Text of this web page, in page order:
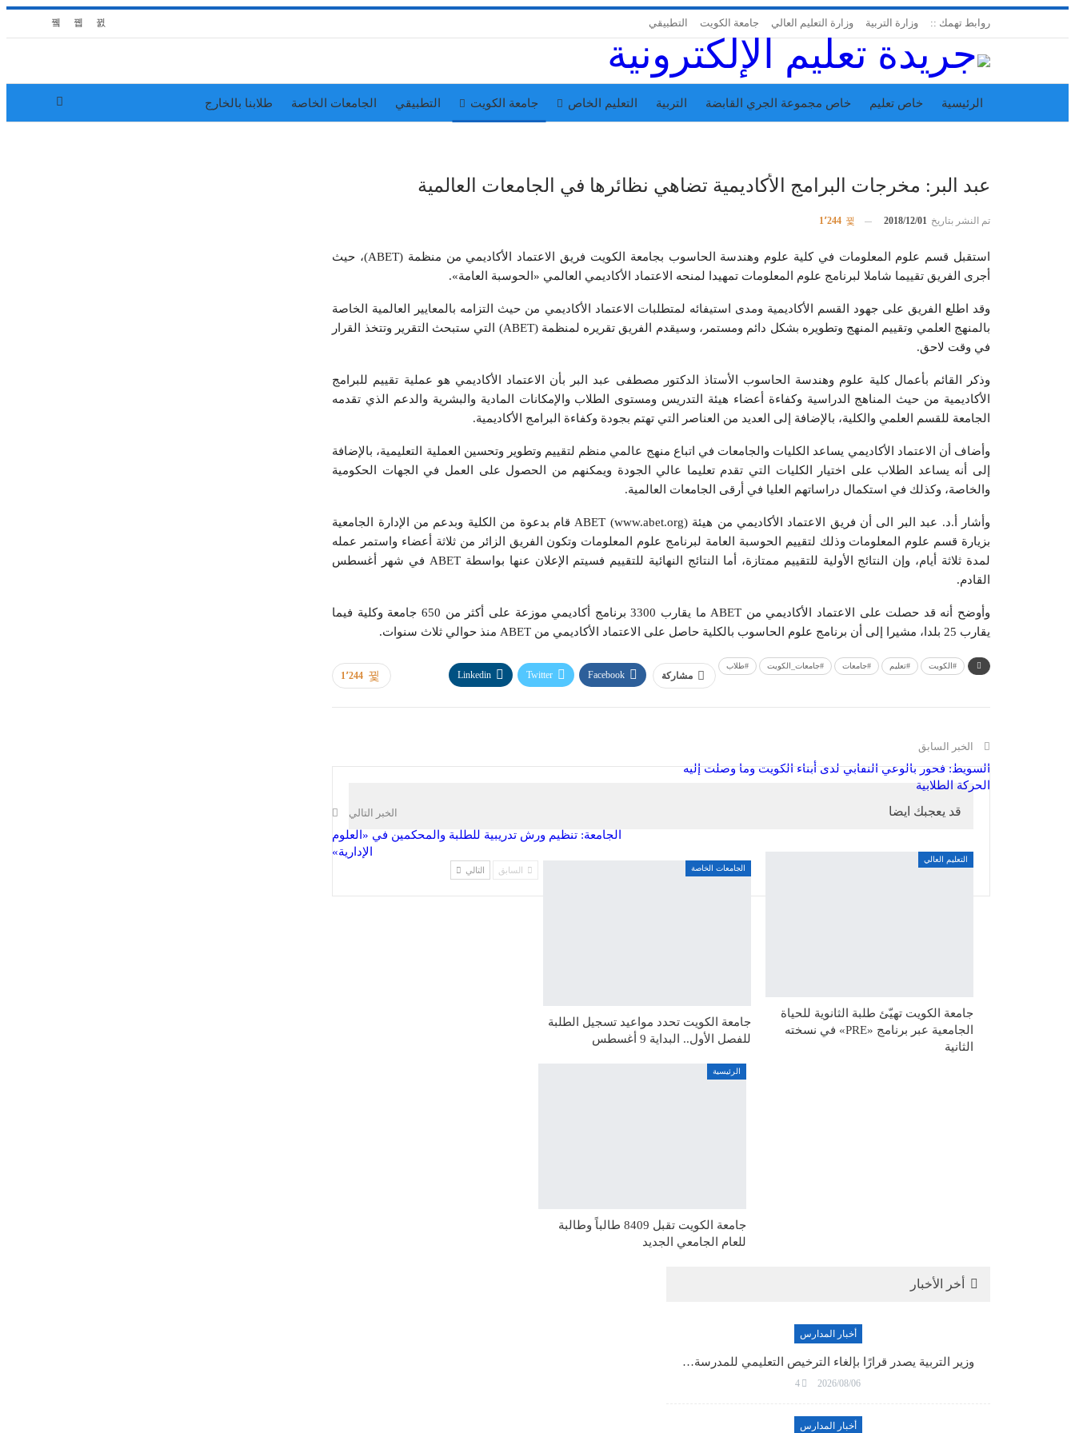
روابط تهمك :: وزارة التربية وزارة التعليم العالي جامعة الكويت التطبيقي
الرئيسية خاص تعليم خاص مجموعة الجري القابضة التربية التعليم الخاص جامعة الكويت التطبيقي الجامعات الخاصة طلابنا بالخارج
عبد البر: مخرجات البرامج الأكاديمية تضاهي نظائرها في الجامعات العالمية
تم النشر بتاريخ 2018/12/01
استقبل قسم علوم المعلومات في كلية علوم وهندسة الحاسوب بجامعة الكويت فريق الاعتماد الأكاديمي من منظمة (ABET)، حيث
أجرى الفريق تقييما شاملا لبرنامج علوم المعلومات تمهيدا لمنحه الاعتماد الأكاديمي العالمي «الحوسبة العامة».
وقد اطلع الفريق على جهود القسم الأكاديمية ومدى استيفائه لمتطلبات الاعتماد الأكاديمي من حيث التزامه بالمعايير العالمية الخاصة
بالمنهج العلمي وتقييم المنهج وتطويره بشكل دائم ومستمر، وسيقدم الفريق تقريره لمنظمة (ABET) التي ستبحث التقرير وتتخذ القرار
في وقت لاحق.
وذكر القائم بأعمال كلية علوم وهندسة الحاسوب الأستاذ الدكتور مصطفى عبد البر بأن الاعتماد الأكاديمي هو عملية تقييم للبرامج
الأكاديمية من حيث المناهج الدراسية وكفاءة أعضاء هيئة التدريس ومستوى الطلاب والإمكانات المادية والبشرية والدعم الذي تقدمه
الجامعة للقسم العلمي والكلية، بالإضافة إلى العديد من العناصر التي تهتم بجودة وكفاءة البرامج الأكاديمية.
وأضاف أن الاعتماد الأكاديمي يساعد الكليات والجامعات في اتباع منهج عالمي منظم لتقييم وتطوير وتحسين العملية التعليمية، بالإضافة
إلى أنه يساعد الطلاب على اختيار الكليات التي تقدم تعليما عالي الجودة ويمكنهم من الحصول على العمل في الجهات الحكومية
والخاصة، وكذلك في استكمال دراساتهم العليا في أرقى الجامعات العالمية.
وأشار أ.د. عبد البر الى أن فريق الاعتماد الأكاديمي من هيئة ABET (www.abet.org) قام بدعوة من الكلية وبدعم من الإدارة الجامعية
بزيارة قسم علوم المعلومات وذلك لتقييم الحوسبة العامة لبرنامج علوم المعلومات وتكون الفريق الزائر من ثلاثة أعضاء واستمر عمله
لمدة ثلاثة أيام، وإن النتائج الأولية للتقييم ممتازة، أما النتائج النهائية للتقييم فسيتم الإعلان عنها بواسطة ABET في شهر أغسطس
القادم.
وأوضح أنه قد حصلت على الاعتماد الأكاديمي من ABET ما يقارب 3300 برنامج أكاديمي موزعة على أكثر من 650 جامعة وكلية فيما
يقارب 25 بلدا، مشيرا إلى أن برنامج علوم الحاسوب بالكلية حاصل على الاعتماد الأكاديمي من ABET منذ حوالي ثلاث سنوات.
#الكويت #تعليم #جامعات #جامعات_الكويت #طلاب
1٬244 مشاركة Facebook
Twitter
Linkedin
الخبر السابق
السويط: فخور بالوعي النقابي لدى أبناء الكويت وما وصلت إليه
الحركة الطلابية
الخبر التالي
الجامعة: تنظيم ورش تدريبية للطلبة والمحكمين في «العلوم
الإدارية»
قد يعجبك ايضا
التعليم العالي
جامعة الكويت تهيّئ طلبة الثانوية للحياة
الجامعية عبر برنامج «PRE» في نسخته
الثانية
الجامعات الخاصة
جامعة الكويت تحدد مواعيد تسجيل الطلبة
للفصل الأول.. البداية 9 أغسطس
الرئيسية
جامعة الكويت تقبل 8409 طالباً وطالبة
للعام الجامعي الجديد
السابق التالي
أخر الأخبار
أخبار المدارس
وزير التربية يصدر قرارًا بإلغاء الترخيص التعليمي للمدرسة…
2026/08/06
4
أخبار المدارس